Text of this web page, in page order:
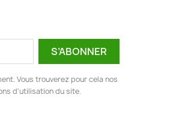
Vous trouverez pour cela nos
d'utilisation du site.